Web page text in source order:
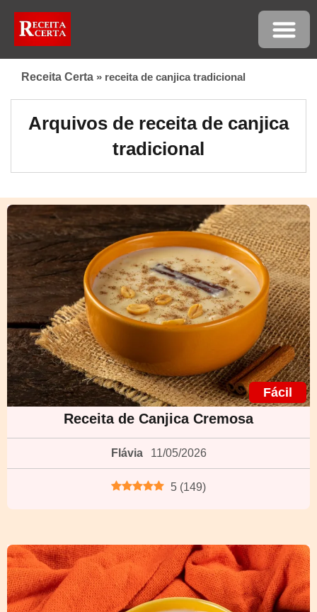
Receita Certa » receita de canjica tradicional
Arquivos de receita de canjica
tradicional
Fácil
Receita de Canjica Cremosa
Flávia 11/05/2026
5 (149)